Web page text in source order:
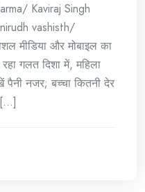
Kaviraj Singh
vashisth/
मीडिया और मोबाइल का
गलत दिशा में, महिला
नजर; बच्चा कितनी देर